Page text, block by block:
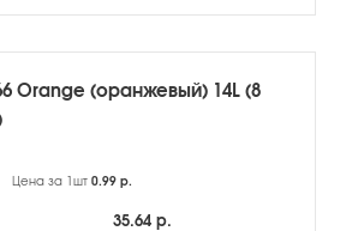
Orange (оранжевый) 14L (8
Цена за 1шт 0.99 р.
35.64 р.